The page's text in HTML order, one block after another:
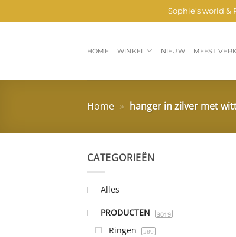
naar
Sophie’s world &
HOME WINKEL NIEUW MEEST
Home » hanger in zilver met
CATEGORIEËN
Alles
PRODUCTEN 3019
Ringen 389